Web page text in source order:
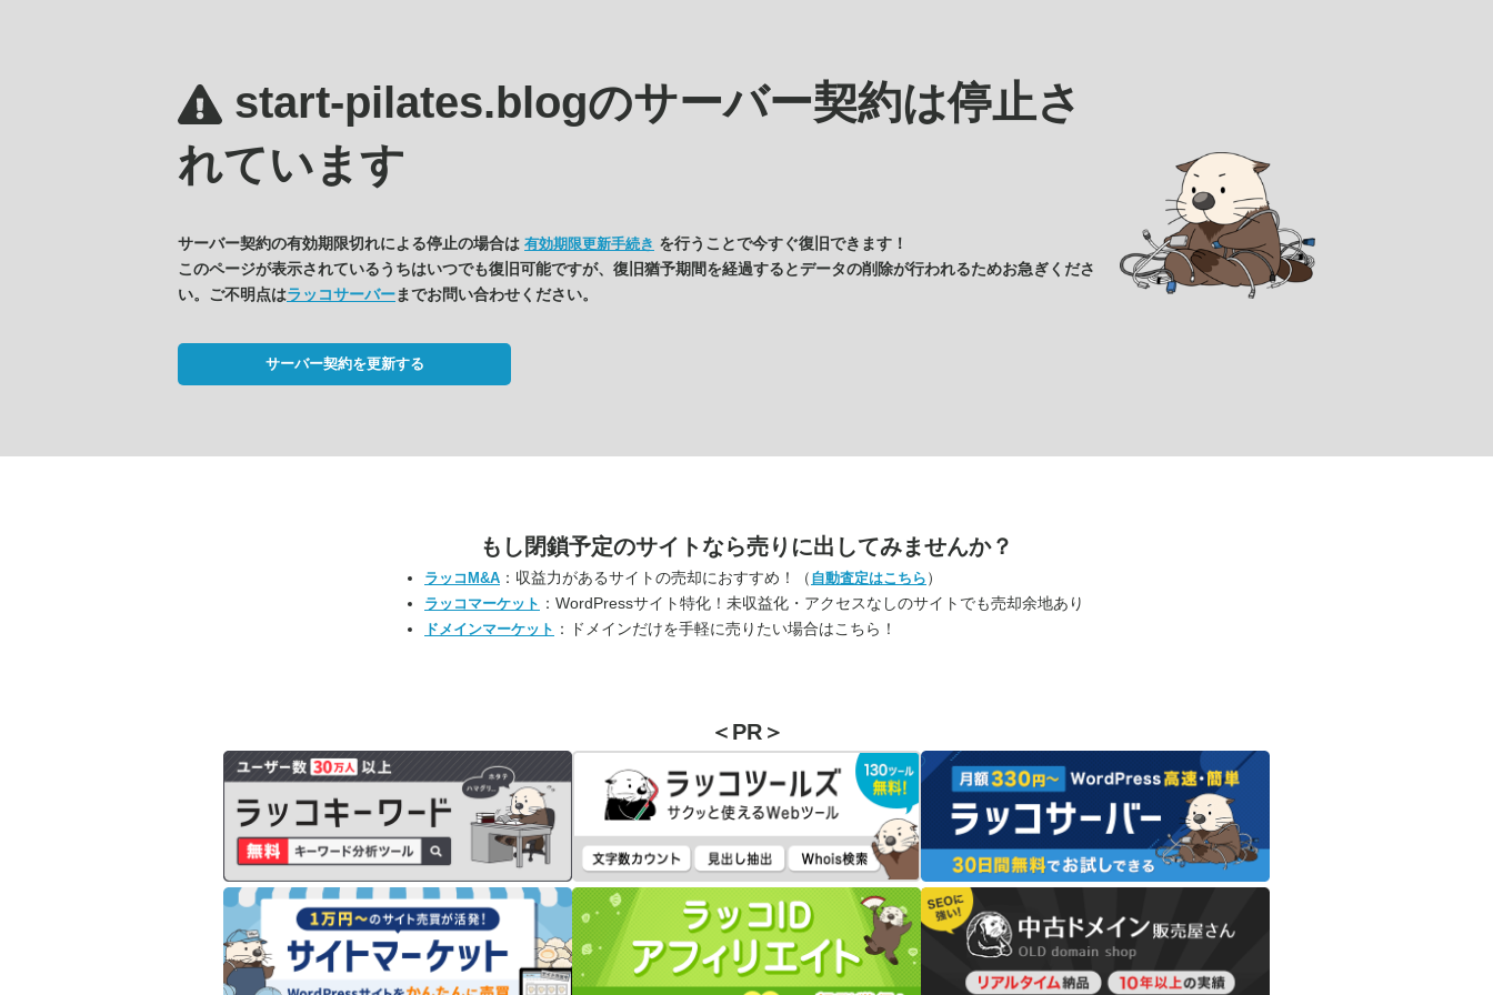
start-pilates.blogのサーバー契約は停止さ
れています
サーバー契約の有効期限切れによる停止の場合は 有効期限更新手続き を行うことで今すぐ復旧できます！
このページが表示されているうちはいつでも復旧可能ですが、復旧猶予期間を経過するとデータの削除が行われるためお急ぎくださ
い。ご不明点はラッコサーバーまでお問い合わせください。
サーバー契約を更新する
もし閉鎖予定のサイトなら売りに出してみませんか？
ラッコM&A ：収益力があるサイトの売却におすすめ！（ 自動査定はこちら ）
ラッコマーケット ：WordPressサイト特化！未収益化・アクセスなしのサイトでも売却余地あり
ドメインマーケット ：ドメインだけを手軽に売りたい場合はこちら！
＜PR＞